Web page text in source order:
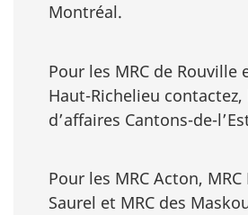
Montréal.
Pour les MRC de Rouville
Haut-Richelieu contactez,
d’affaires Cantons-de-
Pour les MRC Acton,
Saurel et MRC des